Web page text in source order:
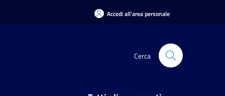
Accedi all'area personale
Cerca